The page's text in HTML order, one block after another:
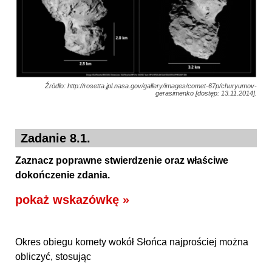
Źródło: http://rosetta.jpl.nasa.gov/gallery/images/comet-67p/churyumov-
gerasimenko [dostęp: 13.11.2014].
Zadanie 8.1.
Zaznacz poprawne stwierdzenie oraz właściwe
dokończenie zdania.
pokaż wskazówkę »
Okres obiegu komety wokół Słońca najprościej można
obliczyć, stosując